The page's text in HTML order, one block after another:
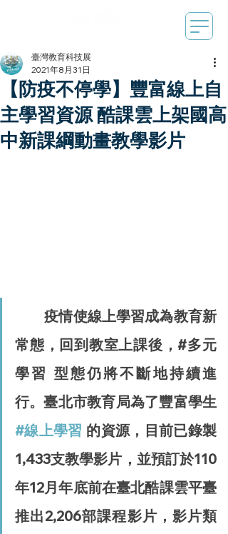
【防疫不停學】豐富線上自
主學習資源 酷課雲上架國高
中新課綱動畫教學影片
臺灣教育科技展
2021年8月31日
        疫情使線上學習成為教育新
常態，回到教室上課後，#多元
學習 型態仍將不斷地持續進
#線上學習 的資源，目前已錄製
1,433支教學影片，並預訂於110
年12月年底前在臺北酷課雲平臺
推出2,206部課程影片，影片類